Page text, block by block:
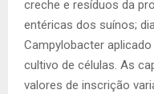
creche e resíduos da
entéricas dos suínos;
Campylobacter
cultivo de células. As
valores de inscrição